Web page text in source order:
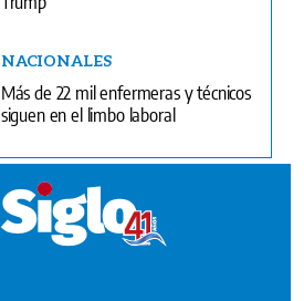
NACIONALES
Más de 22 mil enfermeras y técnicos
siguen en el limbo laboral